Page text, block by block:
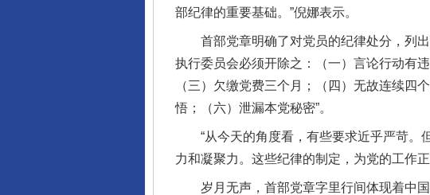
部纪律的重要基础。”倪娜表示。
首部党章明确了对党员的纪律处分，列出
执行委员会必须开除之：（一）言论行动有
（三）欠缴党费三个月；（四）无故连续四
悟；（六）泄漏本党秘密”。
“从今天的角度看，有些要求近乎严苛。
力和凝聚力。这些纪律的制定，为党的工作
岁月无声，首部党章字里行间体现着中国